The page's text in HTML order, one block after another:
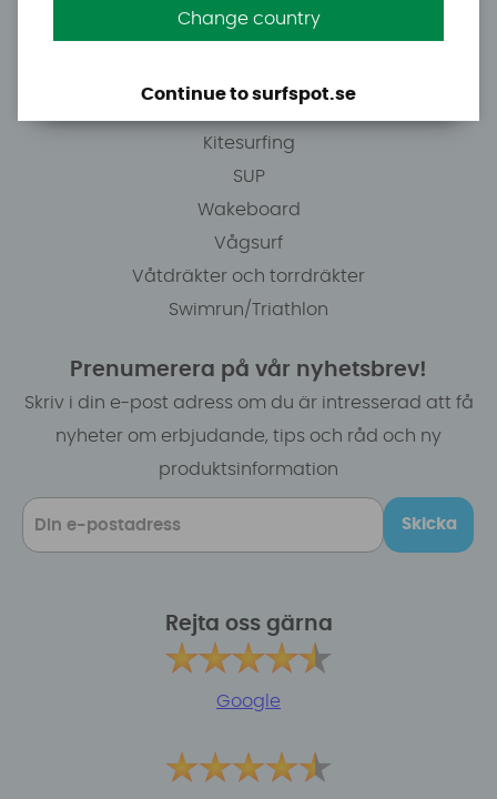
E-post: info@surfspot.se
Kitesurfing
SUP
Wakeboard
Vågsurf
Våtdräkter och torrdräkter
Swimrun/Triathlon
Prenumerera på vår nyhetsbrev!
Skriv i din e-post adress om du är intresserad att få
nyheter om erbjudande, tips och råd och ny
produktsinformation
Skicka
Rejta oss gärna
Google
Change country
Continue to surfspot.se